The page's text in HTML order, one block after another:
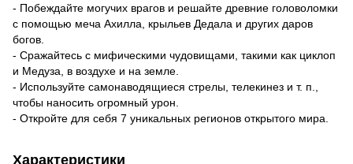
- Побеждайте могучих врагов и решайте древние головоломки
с помощью меча Ахилла, крыльев Дедала и других даров
богов.
- Сражайтесь с мифическими чудовищами, такими как циклоп
и Медуза, в воздухе и на земле.
- Используйте самонаводящиеся стрелы, телекинез и т. п.,
чтобы наносить огромный урон.
- Откройте для себя 7 уникальных регионов открытого мира.
Характеристики